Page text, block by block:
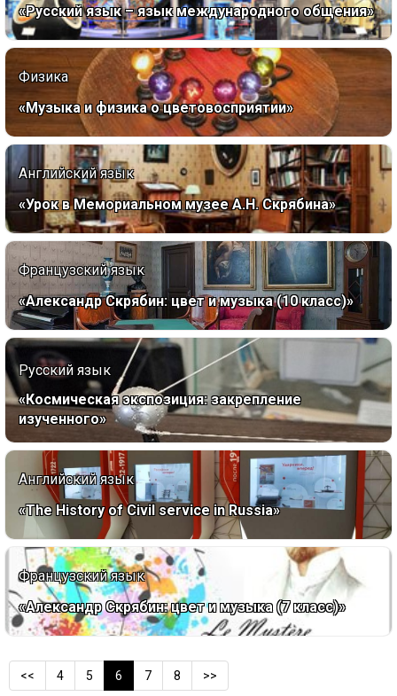
«Русский язык – язык международного общения»
Физика
«Музыка и физика о цветовосприятии»
Английский язык
«Урок в Мемориальном музее А.Н. Скрябина»
Французский язык
«Александр Скрябин: цвет и музыка (10 класс)»
Русский язык
«Космическая экспозиция: закрепление
изученного»
Английский язык
«The History of Civil service in Russia»
Французский язык
«Александр Скрябин: цвет и музыка (7 класс)»
<< 4 5 6 7 8 >>